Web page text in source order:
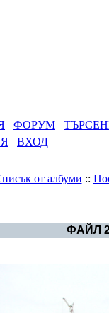
ФОРУМ
ВХОД
от албуми ::
ФАЙЛ